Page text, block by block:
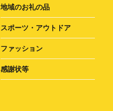
地域のお礼の品
スポーツ・アウトドア
ファッション
感謝状等